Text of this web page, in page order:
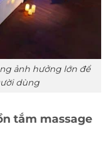
ảnh hưởng lớn để
dùng
tắm massage